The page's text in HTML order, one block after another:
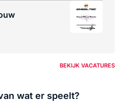
BEKIJK VACATURES
wat er speelt?